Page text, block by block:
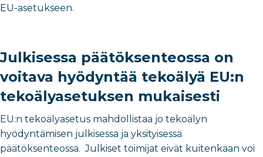
EU-asetukseen.
Julkisessa päätöksenteossa on
voitava hyödyntää tekoälyä EU:n
tekoälyasetuksen mukaisesti
EU:n tekoälyasetus mahdollistaa jo tekoälyn
hyödyntämisen julkisessa ja yksityisessä
päätöksenteossa. Julkiset toimijat eivät kuitenkaan voi